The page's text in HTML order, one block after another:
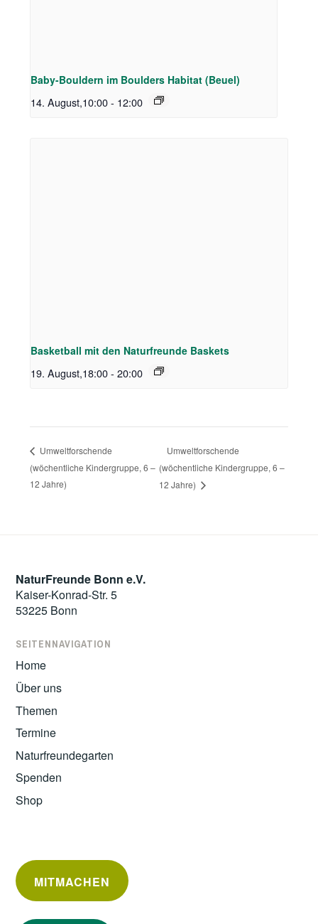
Baby-Bouldern im Boulders Habitat (Beuel)
14. August,10:00 - 12:00
Basketball mit den Naturfreunde Baskets
19. August,18:00 - 20:00
Umweltforschende
(wöchentliche Kindergruppe, 6 –
12 Jahre)
Umweltforschende
(wöchentliche Kindergruppe, 6 –
12 Jahre)
NaturFreunde Bonn e.V.
Kaiser-Konrad-Str. 5
53225 Bonn
SEITENNAVIGATION
Home
Über uns
Themen
Termine
Naturfreundegarten
Spenden
Shop
MITMACHEN